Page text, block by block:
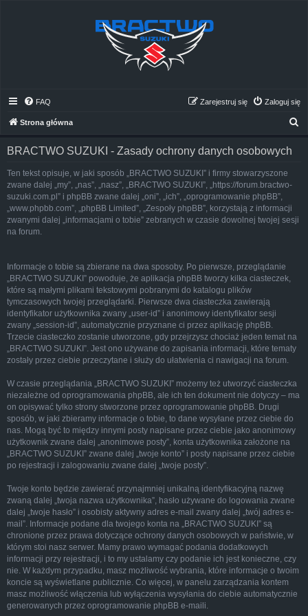
FAQ Zaloguj się
Zarejestruj się
Strona główna
BRACTWO SUZUKI - Zasady ochrony danych osobowych
Ten tekst opisuje, w jaki sposób „BRACTWO SUZUKI” i firmy stowarzyszone
zwane dalej „my”, „nas”, „nasz”, „BRACTWO SUZUKI”, „https://forum.bractwo-
suzuki.com.pl” i phpBB zwane dalej „oni”, „ich”, „oprogramowanie phpBB”,
„www.phpbb.com”, „phpBB Limited”, „Zespoły phpBB”, korzystają z informacji
zwanymi dalej „informacjami o tobie” zebranych w czasie dowolnej twojej sesji
na forum.
Informacje o tobie są zbierane na dwa sposoby. Po pierwsze, przeglądanie
„BRACTWO SUZUKI” powoduje, że aplikacja phpBB tworzy kilka ciasteczek,
które są małymi plikami tekstowymi pobranymi do katalogu plików
tymczasowych twojej przeglądarki. Pierwsze dwa ciasteczka zawierają
identyfikator użytkownika zwany „user-id” i anonimowy identyfikator sesji
zwany „session-id”, automatycznie przyznane ci przez aplikację phpBB.
Trzecie ciasteczko zostanie utworzone, gdy przejrzysz chociaż jeden temat na
„BRACTWO SUZUKI”. Jest ono używane do zapisania informacji, które tematy
zostały przez ciebie przeczytane i służy do ułatwienia ci nawigacji na forum.
W czasie przeglądania „BRACTWO SUZUKI” możemy też utworzyć ciasteczka
niezależne od oprogramowania phpBB, ale ich ten dokument nie dotyczy – ma
on opisywać tylko strony stworzone przez oprogramowanie phpBB. Drugi
sposób, w jaki zbieramy informacje o tobie, to dane wysyłane przez ciebie do
nas. Mogą być to między innymi posty napisane przez ciebie jako anonimowy
użytkownik zwane dalej „anonimowe posty”, konta użytkownika założone na
„BRACTWO SUZUKI” zwane dalej „twoje konto” i posty napisane przez ciebie
po rejestracji i zalogowaniu zwane dalej „twoje posty”.
Twoje konto będzie zawierać przynajmniej unikalną identyfikacyjną nazwę
zwaną dalej „twoja nazwa użytkownika”, hasło używane do logowania zwane
dalej „twoje hasło” i osobisty aktywny adres e-mail zwany dalej „twój adres e-
mail”. Informacje podane dla twojego konta na „BRACTWO SUZUKI” są
chronione przez prawa dotyczące ochrony danych osobowych w państwie, w
którym stoi nasz serwer. Mamy prawo wymagać podania dodatkowych
informacji przy rejestracji, i to my ustalamy czy podanie ich jest konieczne, czy
nie. W każdym przypadku, masz możliwość wybrania, które informacje o twoim
koncie są wyświetlane publicznie. Co więcej, w panelu zarządzania kontem
masz możliwość włączenia lub wyłączenia wysyłania do ciebie automatycznie
generowanych przez oprogramowanie phpBB e-maili.